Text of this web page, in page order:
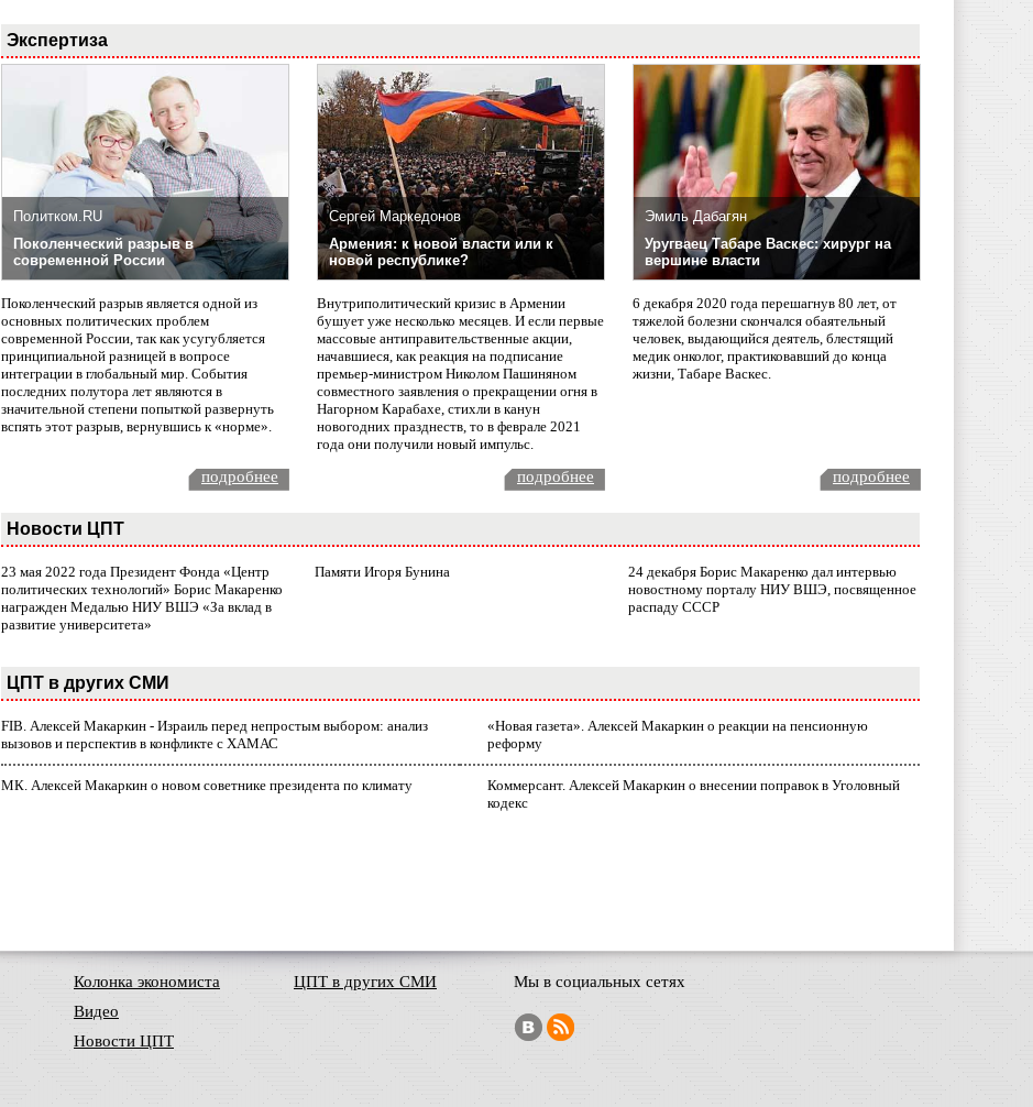
Экспертиза
Политком.RU
Поколенческий разрыв в
современной России
Поколенческий разрыв является одной из
основных политических проблем
современной России, так как усугубляется
принципиальной разницей в вопросе
интеграции в глобальный мир. События
последних полутора лет являются в
значительной степени попыткой развернуть
вспять этот разрыв, вернувшись к «норме».
Сергей Маркедонов
Армения: к новой власти или к
новой республике?
Внутриполитический кризис в Армении
бушует уже несколько месяцев. И если первые
массовые антиправительственные акции,
начавшиеся, как реакция на подписание
премьер-министром Николом Пашиняном
совместного заявления о прекращении огня в
Нагорном Карабахе, стихли в канун
новогодних празднеств, то в феврале 2021
года они получили новый импульс.
Эмиль Дабагян
Уругваец Табаре Васкес: хирург на
вершине власти
6 декабря 2020 года перешагнув 80 лет, от
тяжелой болезни скончался обаятельный
человек, выдающийся деятель, блестящий
медик онколог, практиковавший до конца
жизни, Табаре Васкес.
подробнее подробнее подробнее
Новости ЦПТ
23 мая 2022 года Президент Фонда «Центр
политических технологий» Борис Макаренко
награжден Медалью НИУ ВШЭ «За вклад в
развитие университета»
Памяти Игоря Бунина
24 декабря Борис Макаренко дал интервью
новостному порталу НИУ ВШЭ, посвященное
распаду СССР
ЦПТ в других СМИ
FIB. Алексей Макаркин - Израиль перед непростым выбором: анализ
вызовов и перспектив в конфликте с ХАМАС
«Новая газета». Алексей Макаркин о реакции на пенсионную
реформу
МК. Алексей Макаркин о новом советнике президента по климату
Коммерсант. Алексей Макаркин о внесении поправок в Уголовный
кодекс
Колонка экономиста
Видео
Новости ЦПТ
ЦПТ в других СМИ Мы в социальных сетях